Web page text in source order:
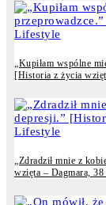
Lifestyle
„Kupiłam wspólne
[Historia z życia
Lifestyle
„Zdradził mnie z
wzięta – Dagmara,